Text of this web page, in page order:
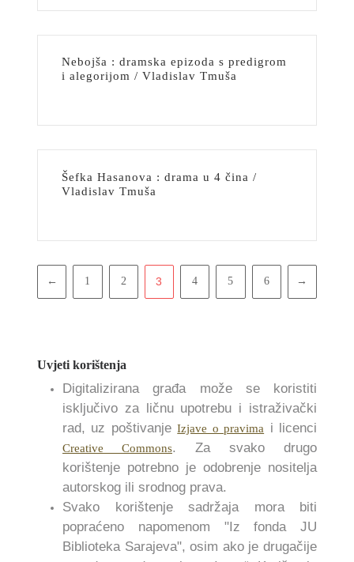
Nebojša : dramska epizoda s predigrom
i alegorijom / Vladislav Tmuša
Šefka Hasanova : drama u 4 čina /
Vladislav Tmuša
← 1 2 3 4 5 6 →
Uvjeti korištenja
Digitalizirana građa može se koristiti
isključivo za ličnu upotrebu i istraživački
rad, uz poštivanjeIzjave o pravima i licenci
Creative Commons. Za svako drugo
korištenje potrebno je odobrenje nositelja
autorskog ili srodnog prava.
Svako korištenje sadržaja mora biti
popraćeno napomenom "Iz fonda JU
Biblioteka Sarajeva", osim ako je drugačije